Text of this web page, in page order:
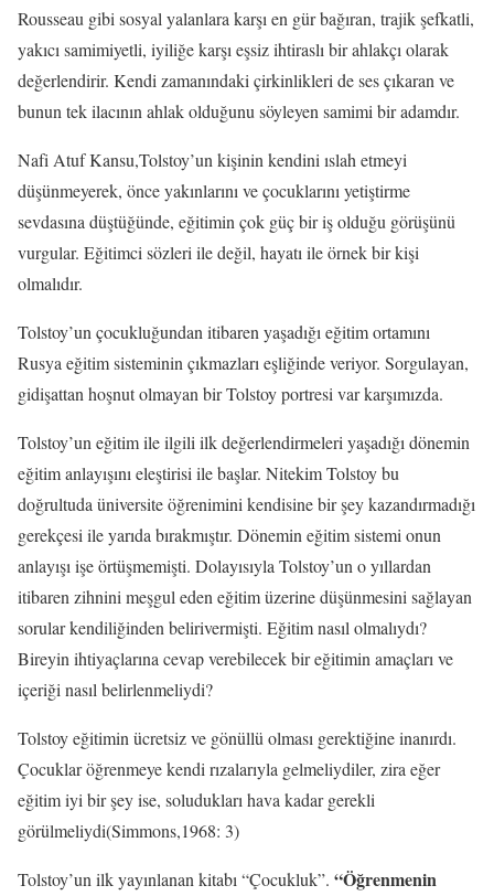
Rousseau gibi sosyal yalanlara karşı en gür bağıran, trajik şefkatli,
yakıcı samimiyetli, iyiliğe karşı eşsiz ihtiraslı bir ahlakçı olarak
değerlendirir. Kendi zamanındaki çirkinlikleri de ses çıkaran ve
bunun tek ilacının ahlak olduğunu söyleyen samimi bir adamdır.
Nafi Atuf Kansu,Tolstoy’un kişinin kendini ıslah etmeyi
düşünmeyerek, önce yakınlarını ve çocuklarını yetiştirme
sevdasına düştüğünde, eğitimin çok güç bir iş olduğu görüşünü
vurgular. Eğitimci sözleri ile değil, hayatı ile örnek bir kişi
olmalıdır.
Tolstoy’un çocukluğundan itibaren yaşadığı eğitim ortamını
Rusya eğitim sisteminin çıkmazları eşliğinde veriyor. Sorgulayan,
gidişattan hoşnut olmayan bir Tolstoy portresi var karşımızda.
Tolstoy’un eğitim ile ilgili ilk değerlendirmeleri yaşadığı dönemin
eğitim anlayışını eleştirisi ile başlar. Nitekim Tolstoy bu
doğrultuda üniversite öğrenimini kendisine bir şey kazandırmadığı
gerekçesi ile yarıda bırakmıştır. Dönemin eğitim sistemi onun
anlayışı işe örtüşmemişti. Dolayısıyla Tolstoy’un o yıllardan
itibaren zihnini meşgul eden eğitim üzerine düşünmesini sağlayan
sorular kendiliğinden belirivermişti. Eğitim nasıl olmalıydı?
Bireyin ihtiyaçlarına cevap verebilecek bir eğitimin amaçları ve
içeriği nasıl belirlenmeliydi?
Tolstoy eğitimin ücretsiz ve gönüllü olması gerektiğine inanırdı.
Çocuklar öğrenmeye kendi rızalarıyla gelmeliydiler, zira eğer
eğitim iyi bir şey ise, soludukları hava kadar gerekli
görülmeliydi(Simmons,1968: 3)
Tolstoy’un ilk yayınlanan kitabı “Çocukluk”. “Öğrenmenin